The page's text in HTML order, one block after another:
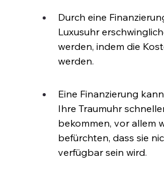
Durch eine
Luxusuhr
werden, indem die
werden.
Eine Finanzierung
Ihre Traumuhr
bekommen, vor allem
befürchten, dass sie
verfügbar sein wird.